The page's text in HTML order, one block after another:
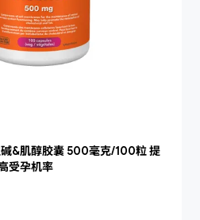
&肌醇胶囊 500毫克/100粒 提
受孕机率